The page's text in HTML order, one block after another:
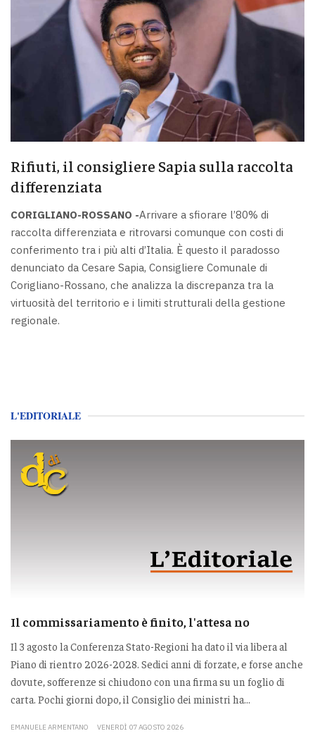
Rifiuti, il consigliere Sapia sulla raccolta
differenziata
CORIGLIANO-ROSSANO -Arrivare a sfiorare l’80% di
raccolta differenziata e ritrovarsi comunque con costi di
conferimento tra i più alti d’Italia. È questo il paradosso
denunciato da Cesare Sapia, Consigliere Comunale di
Corigliano-Rossano, che analizza la discrepanza tra la
virtuosità del territorio e i limiti strutturali della gestione
regionale.
L'EDITORIALE
Il commissariamento è finito, l'attesa no
Il 3 agosto la Conferenza Stato-Regioni ha dato il via libera al
Piano di rientro 2026-2028. Sedici anni di forzate, e forse anche
dovute, sofferenze si chiudono con una firma su un foglio di
carta. Pochi giorni dopo, il Consiglio dei ministri ha...
EMANUELE ARMENTANO VENERDÌ 07 AGOSTO 2026